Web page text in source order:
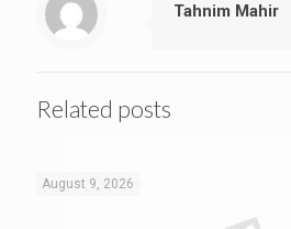
Tahnim Mahir
Related posts
August 9, 2026